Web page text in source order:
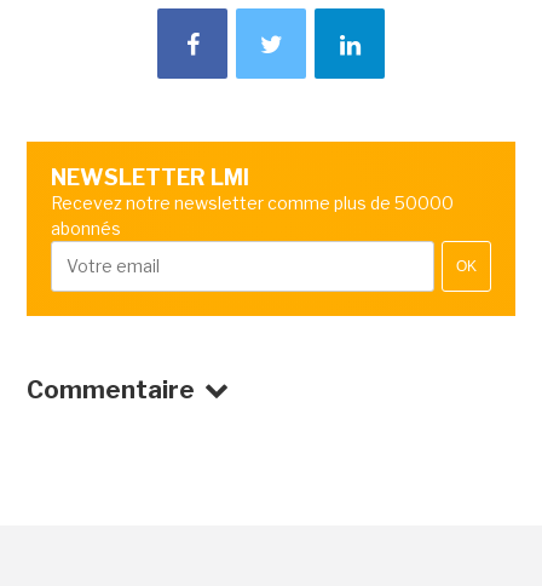
NEWSLETTER LMI
Recevez notre newsletter comme plus de 50000
abonnés
OK
Commentaire